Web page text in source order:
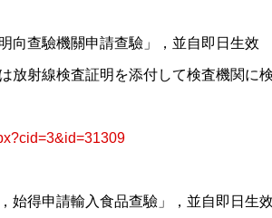
向查驗機關申請查驗」，並自即日生效
放射線検査証明を添付して検査機関に
始得申請輸入食品查驗」，並自即日生效